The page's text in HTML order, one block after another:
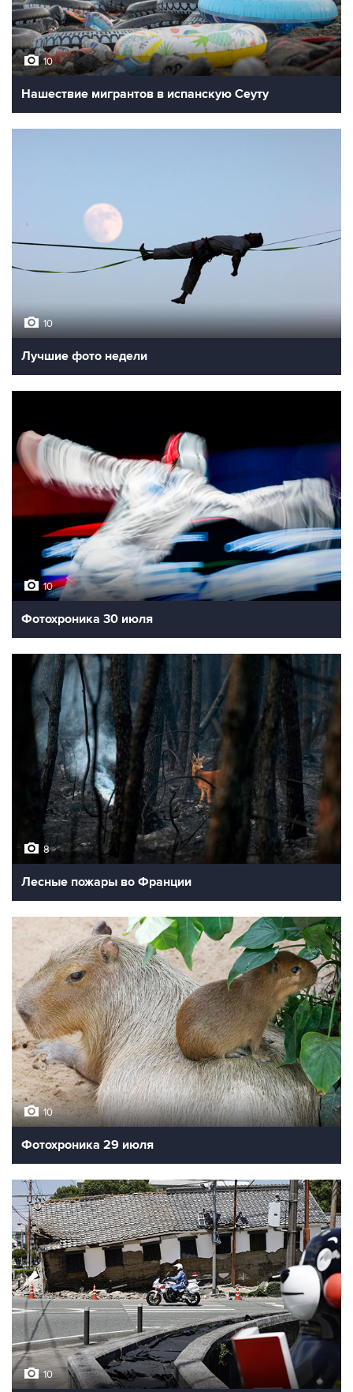
10
Нашествие мигрантов в испанскую Сеуту
10
Лучшие фото недели
10
Фотохроника 30 июля
8
Лесные пожары во Франции
10
Фотохроника 29 июля
10